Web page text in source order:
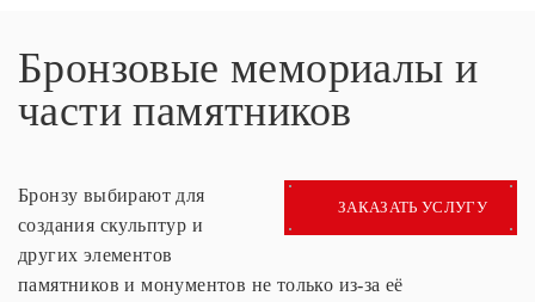
Бронзовые мемориалы и
части памятников
ЗАКАЗАТЬ УСЛУГУ
Бронзу выбирают для
создания скульптур и
других элементов
памятников и монументов не только из-за её